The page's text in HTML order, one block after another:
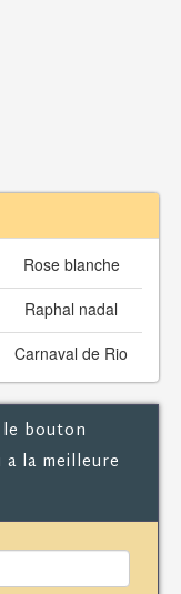
Rose blanche
Raphal nadal
Carnaval de Rio
bouton
la meilleure